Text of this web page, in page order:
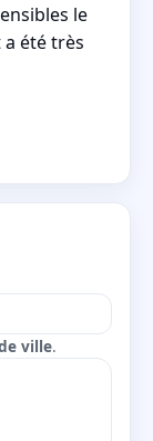
le
été très
ville.